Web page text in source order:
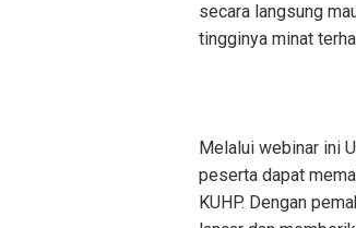
secara langsung
tingginya minat
Melalui webinar ini
peserta dapat
KUHP. Dengan